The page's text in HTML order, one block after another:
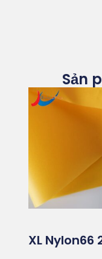
Sản
XL Nylon66